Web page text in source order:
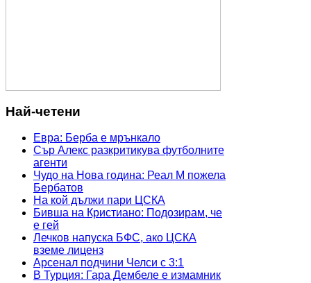
Най-четени
Евра: Берба е мрънкало
Сър Алекс разкритикува футболните
агенти
Чудо на Нова година: Реал М пожела
Бербатов
На кой дължи пари ЦСКА
Бивша на Кристиано: Подозирам, че
е гей
Лечков напуска БФС, ако ЦСКА
вземе лиценз
Арсенал подчини Челси с 3:1
В Турция: Гара Дембеле е измамник